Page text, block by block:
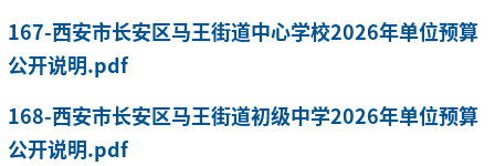
167-西安市长安区马王街道中心学校2026年单位预算
公开说明.pdf
168-西安市长安区马王街道初级中学2026年单位预算
公开说明.pdf